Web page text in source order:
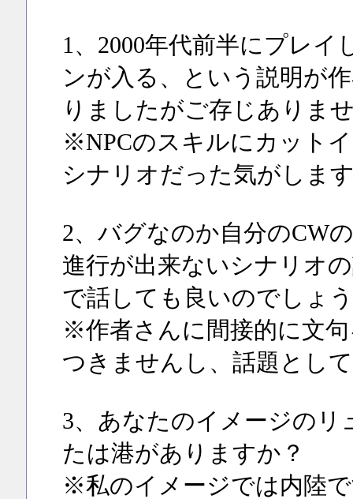
1、2000年代前半にプレ
ンが入る、という説明が
りましたがご存じありま
※NPCのスキルにカット
シナリオだった気がしま
2、バグなのか自分のCW
進行が出来ないシナリオ
で話しても良いのでしょ
※作者さんに間接的に文
つきませんし、話題とし
3、あなたのイメージの
たは港がありますか？
※私のイメージでは内陸